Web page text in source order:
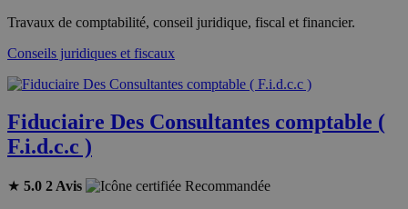
Travaux de comptabilité, conseil juridique, fiscal et financier.
Conseils juridiques et fiscaux
Fiduciaire Des Consultantes comptable (
F.i.d.c.c )
★ 5.0 2 Avis
Recommandée